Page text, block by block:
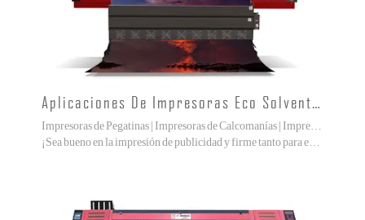
Aplicaciones De Impresoras Eco Solventes
Impresoras de Pegatinas | Impresoras de Calcomanías | Impresoras Reflectantes de Vinilo
¡Sea bueno en la impresión de publicidad y firme tanto para exterior como para interior!